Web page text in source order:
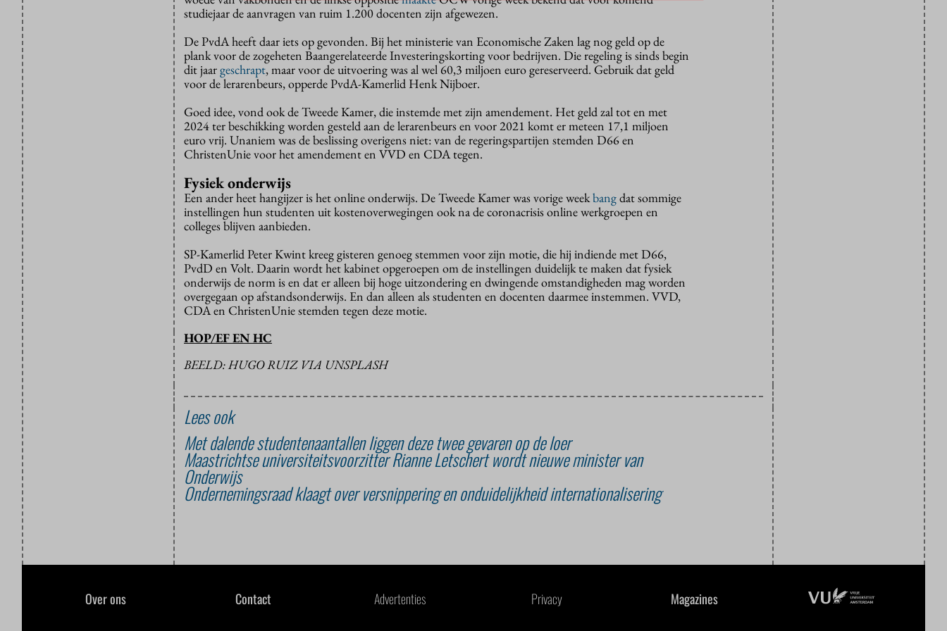
studiejaar de aanvragen van ruim 1.200 docenten zijn afgewezen.
De PvdA heeft daar iets op gevonden. Bij het ministerie van Economische Zaken lag nog geld op de
plank voor de zogeheten Baangerelateerde Investeringskorting voor bedrijven. Die regeling is sinds begin
dit jaargeschrapt, maar voor de uitvoering was al wel 60,3 miljoen euro gereserveerd. Gebruik dat geld
voor de lerarenbeurs, opperde PvdA-Kamerlid Henk Nijboer.
Goed idee, vond ook de Tweede Kamer, die instemde met zijn amendement. Het geld zal tot en met
2024 ter beschikking worden gesteld aan de lerarenbeurs en voor 2021 komt er meteen 17,1 miljoen
euro vrij. Unaniem was de beslissing overigens niet: van de regeringspartijen stemden D66 en
ChristenUnie voor het amendement en VVD en CDA tegen.
Fysiek onderwijs
Een ander heet hangijzer is het online onderwijs. De Tweede Kamer was vorige weekbangdat sommige
instellingen hun studenten uit kostenoverwegingen ook na de coronacrisis online werkgroepen en
colleges blijven aanbieden.
SP-Kamerlid Peter Kwint kreeg gisteren genoeg stemmen voor zijn motie, die hij indiende met D66,
PvdD en Volt. Daarin wordt het kabinet opgeroepen om de instellingen duidelijk te maken dat fysiek
onderwijs de norm is en dat er alleen bij hoge uitzondering en dwingende omstandigheden mag worden
overgegaan op afstandsonderwijs. En dan alleen als studenten en docenten daarmee instemmen. VVD,
CDA en ChristenUnie stemden tegen deze motie.
HOP/EF EN HC
BEELD: HUGO RUIZ VIA UNSPLASH
Lees ook
Met dalende studentenaantallen liggen deze twee gevaren op de loer
Maastrichtse universiteitsvoorzitter Rianne Letschert wordt nieuwe minister van
Onderwijs
Ondernemingsraad klaagt over versnippering en onduidelijkheid internationalisering
Over ons Contact Advertenties Privacy Magazines